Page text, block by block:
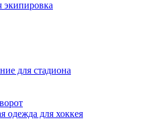
экипировка
для стадиона
одежда для хоккея